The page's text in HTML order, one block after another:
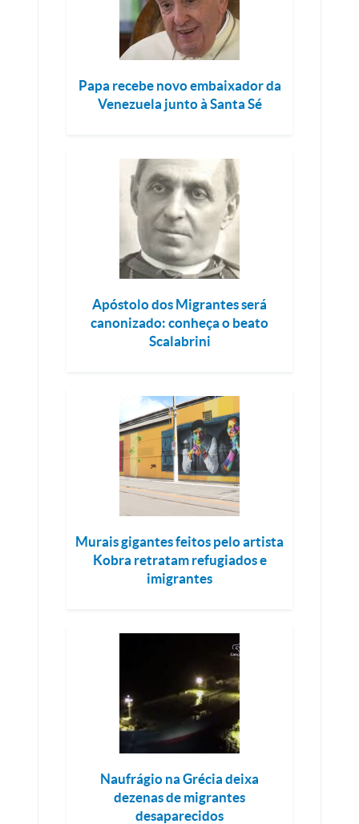
Papa recebe novo embaixador da
Venezuela junto à Santa Sé
Apóstolo dos Migrantes será
canonizado: conheça o beato
Scalabrini
Murais gigantes feitos pelo artista
Kobra retratam refugiados e
imigrantes
Naufrágio na Grécia deixa
dezenas de migrantes
desaparecidos